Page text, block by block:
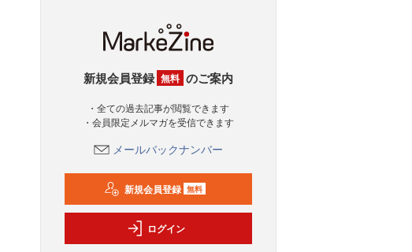
新規会員登録 無料 のご案内
・全ての過去記事が閲覧できます
・会員限定メルマガを受信できます
メールバックナンバー
新規会員登録 無料
ログイン